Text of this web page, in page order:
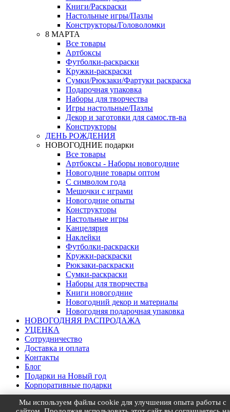
Мы используем файлы cookie для улучшения опыта работы с
Книги/Раскраски
Настольные игры/Пазлы
Конструкторы/Головоломки
8 МАРТА
Все товары
Артбоксы
Футболки-раскраски
Кружки-раскраски
Сумки/Рюкзаки/Фартуки раскраска
Подарочная упаковка
Наборы для творчества
Игры настольные/Пазлы
Декор и заготовки для самос.тв-ва
Конструкторы
ДЕНЬ РОЖДЕНИЯ
НОВОГОДНИЕ подарки
Все товары
Артбоксы - Наборы новогодние
Новогодние товары оптом
С символом года
Мешочки с играми
Новогодние опыты
Конструкторы
Настольные игры
Канцелярия
Наклейки
Футболки-раскраски
Кружки-раскраски
Рюкзаки-раскраски
Сумки-раскраски
Наборы для творчества
Книги новогодние
Новогодний декор и материалы
Новогодняя подарочная упаковка
НОВОГОДНЯЯ РАСПРОДАЖА
УЦЕНКА
Сотрудничество
Доставка и оплата
Контакты
Блог
Подарки на Новый год
Корпоративные подарки
Товар добавлен в корзину Посмотреть ×